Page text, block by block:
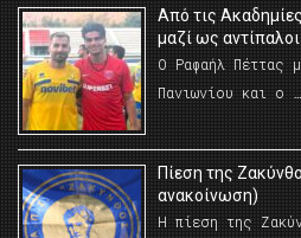
Από τις
μαζί ως
Ο Ραφαήλ Πέττας
Πανιωνίου και ο …
Πίεση της
ανακοίνωση)
Η πίεση της